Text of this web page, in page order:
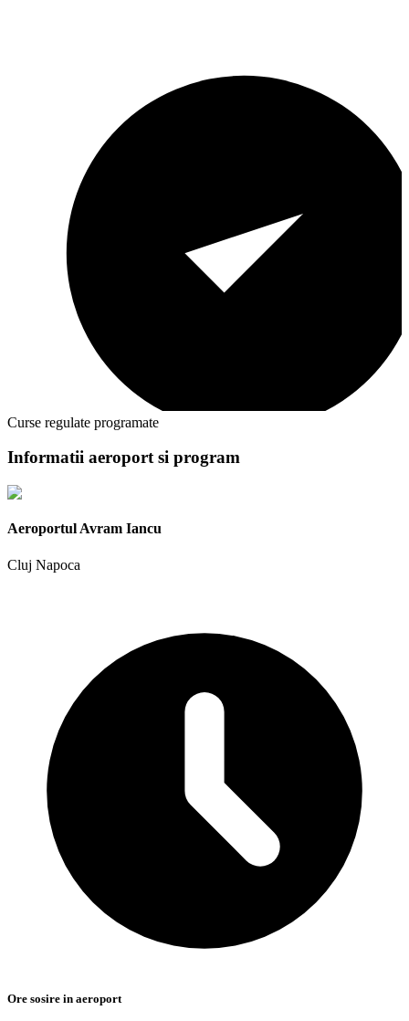
Curse regulate programate
Informatii aeroport si program
Aeroportul Avram Iancu
Cluj Napoca
Ore sosire in aeroport